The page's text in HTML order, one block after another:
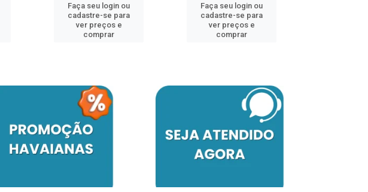
Faça seu login ou
cadastre-se para
ver preços e
comprar
Faça seu login ou
cadastre-se para
ver preços e
comprar